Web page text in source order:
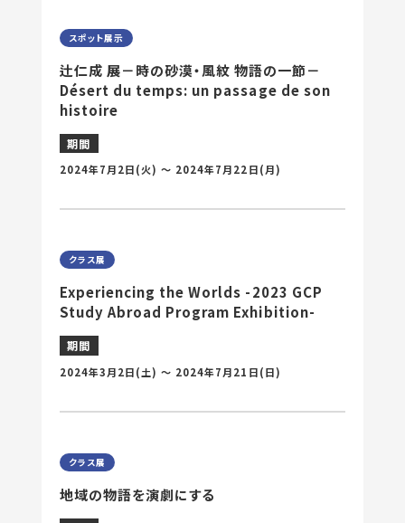
スポット展示
辻仁成 展－時の砂漠・風紋 物語の一節－
Désert du temps: un passage de son
histoire
期間
2024年7月2日(火) 〜 2024年7月22日(月)
クラス展
Experiencing the Worlds -2023 GCP
Study Abroad Program Exhibition-
期間
2024年3月2日(土) 〜 2024年7月21日(日)
クラス展
地域の物語を演劇にする